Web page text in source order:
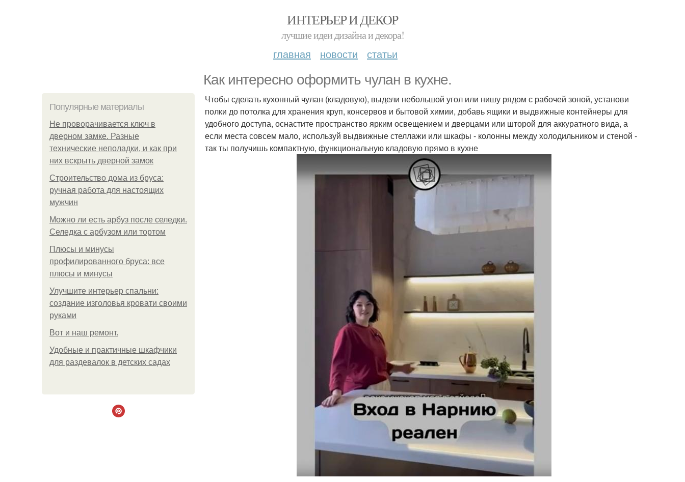
ИНТЕРЬЕР И ДЕКОР
лучшие идеи дизайна и декора!
главная новости статьи
Как интересно оформить чулан в кухне.
Популярные материалы
Не проворачивается ключ в
дверном замке. Разные
технические неполадки, и как при
них вскрыть дверной замок
Строительство дома из бруса:
ручная работа для настоящих
мужчин
Можно ли есть арбуз после селедки.
Селедка с арбузом или тортом
Плюсы и минусы
профилированного бруса: все
плюсы и минусы
Улучшите интерьер спальни:
создание изголовья кровати своими
руками
Boт и наш ремoнт.
Удобные и практичные шкафчики
для раздевалок в детских садах
Чтобы сделать кухонный чулан (кладовую), выдели небольшой угол или нишу рядом с рабочей зоной, установи
полки до потолка для хранения круп, консервов и бытовой химии, добавь ящики и выдвижные контейнеры для
удобного доступа, оснастите пространство ярким освещением и дверцами или шторой для аккуратного вида, а
если места совсем мало, используй выдвижные стеллажи или шкафы - колонны между холодильником и стеной -
так ты получишь компактную, функциональную кладовую прямо в кухне